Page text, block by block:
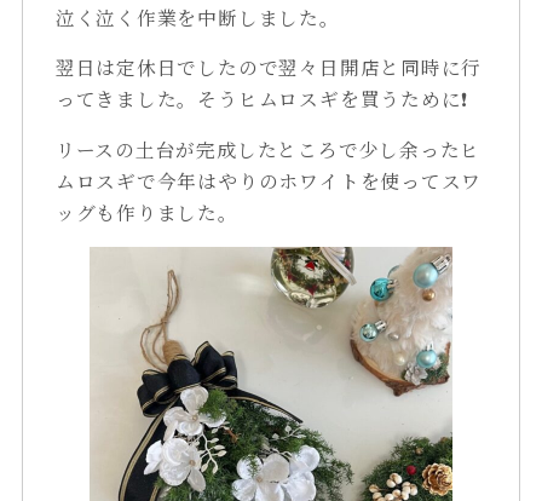
泣く泣く作業を中断しました。
翌日は定休日でしたので翌々日開店と同時に行
ってきました。そうヒムロスギを買うために❗
リースの土台が完成したところで少し余ったヒ
ムロスギで今年はやりのホワイトを使ってスワ
ッグも作りました。